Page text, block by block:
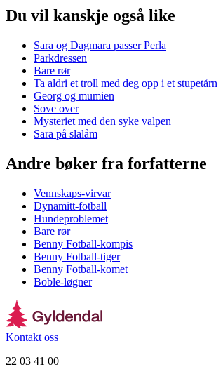
Du vil kanskje også like
Sara og Dagmara passer Perla
Parkdressen
Bare rør
Ta aldri et troll med deg opp i et stupetårn
Georg og mumien
Sove over
Mysteriet med den syke valpen
Sara på slalåm
Andre bøker fra forfatterne
Vennskaps-virvar
Dynamitt-fotball
Hundeproblemet
Bare rør
Benny Fotball-kompis
Benny Fotball-tiger
Benny Fotball-komet
Boble-løgner
Kontakt oss
22 03 41 00